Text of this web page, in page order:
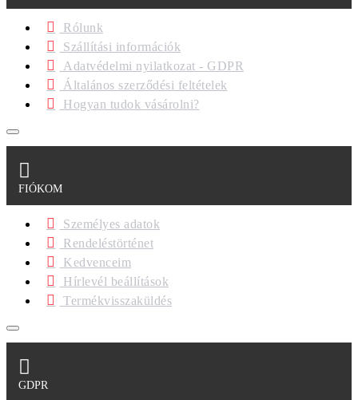
Rólunk
Szállítási információk
Adatvédelmi nyilatkozat - GDPR
Általános szerződési feltételek
Hogyan tudok vásárolni?
FIÓKOM
Személyes adatok
Rendeléstörténet
Kedvenceim
Hírlevél beállítások
Termékvisszaküldés
GDPR